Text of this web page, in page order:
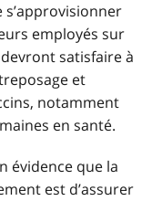
employés sur
satisfaire à
et
notamment
en santé.
évidence que la
est d’assurer